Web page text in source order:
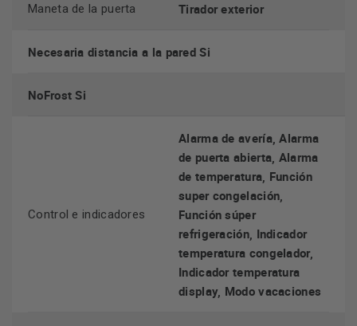
Maneta de la puerta Tirador exterior
Necesaria distancia a la pared Si
NoFrost Si
Control e indicadores
Alarma de avería, Alarma
de puerta abierta, Alarma
de temperatura, Función
super congelación,
Función súper
refrigeración, Indicador
temperatura congelador,
Indicador temperatura
display, Modo vacaciones